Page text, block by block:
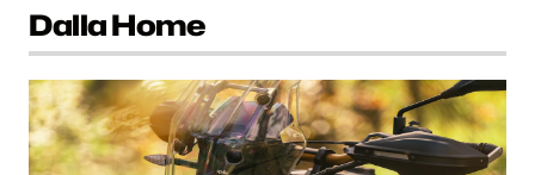
Dalla Home